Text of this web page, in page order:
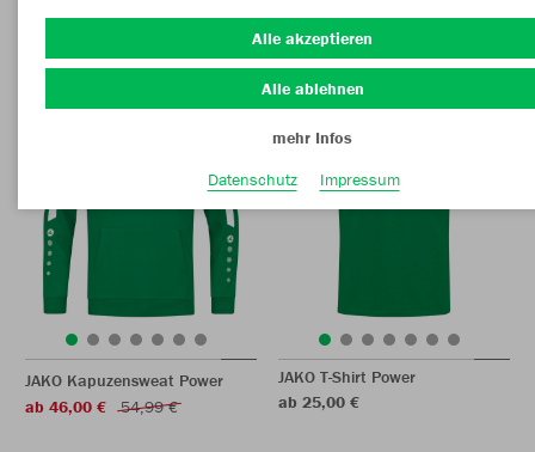
JAKO Kapuzensweat Power
ab 46,00 €
54,99 €
JAKO T-Shirt Power
ab 25,00 €
Alle akzeptieren
Alle ablehnen
mehr Infos
Datenschutz
Impressum